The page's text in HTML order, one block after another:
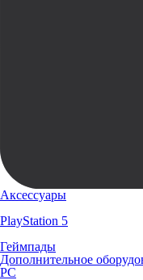
Аксессуары
PlayStation 5
Геймпады
Дополнительное
PC